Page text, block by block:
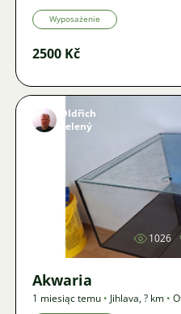
Wyposażenie
2500 Kč
Oldřich
Zelený
1026
Akwaria
1 miesiąc temu • Jihlava,? km •